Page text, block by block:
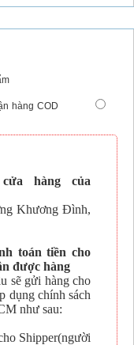
hàng COD
hàng của
Khương Đình,
toán tiền cho
được hàng
sẽ gửi hàng cho
dụng chính sách
như sau:
Shipper(người